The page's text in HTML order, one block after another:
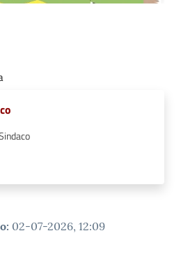
: 02-07-2026, 12:09